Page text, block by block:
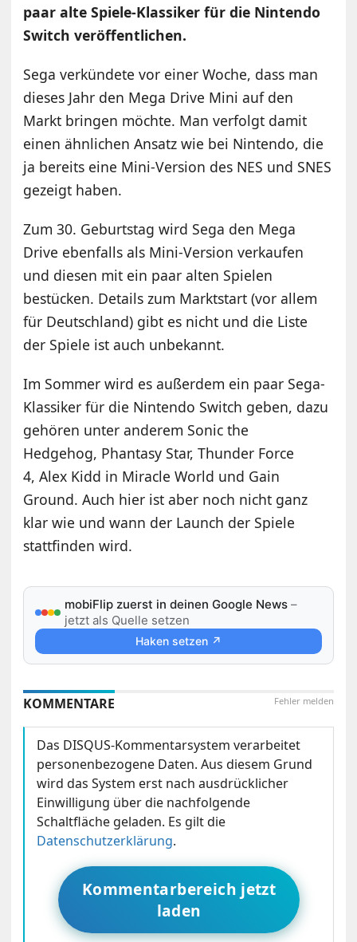
paar alte Spiele-Klassiker für die Nintendo
Switch veröffentlichen.
Sega verkündete vor einer Woche, dass man
dieses Jahr den Mega Drive Mini auf den
Markt bringen möchte. Man verfolgt damit
einen ähnlichen Ansatz wie bei Nintendo, die
ja bereits eine Mini-Version des NES und SNES
gezeigt haben.
Zum 30. Geburtstag wird Sega den Mega
Drive ebenfalls als Mini-Version verkaufen
und diesen mit ein paar alten Spielen
bestücken. Details zum Marktstart (vor allem
für Deutschland) gibt es nicht und die Liste
der Spiele ist auch unbekannt.
Im Sommer wird es außerdem ein paar Sega-
Klassiker für die Nintendo Switch geben, dazu
gehören unter anderem Sonic the
Hedgehog, Phantasy Star, Thunder Force
4, Alex Kidd in Miracle World und Gain
Ground. Auch hier ist aber noch nicht ganz
klar wie und wann der Launch der Spiele
stattfinden wird.
mobiFlip zuerst in deinen Google News –
jetzt als Quelle setzen
Haken setzen ↗
Fehler melden
KOMMENTARE
Das DISQUS-Kommentarsystem verarbeitet
personenbezogene Daten. Aus diesem Grund
wird das System erst nach ausdrücklicher
Einwilligung über die nachfolgende
Schaltfläche geladen. Es gilt die
Datenschutzerklärung.
Kommentarbereich jetzt
laden